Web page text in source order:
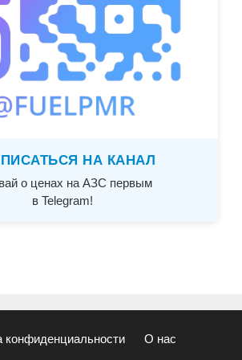
НА КАНАЛ
о ценах на АЗС первым
в Telegram!
конфиденциальности О нас